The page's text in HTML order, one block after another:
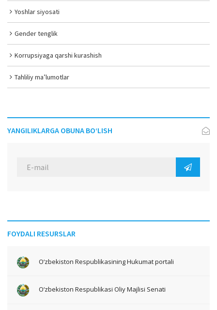
Yoshlar siyosati
Gender tenglik
Korrupsiyaga qarshi kurashish
Tahliliy ma’lumotlar
YANGILIKLARGA OBUNA BO‘LISH
FOYDALI RESURSLAR
O‘zbekiston Respublikasining Hukumat portali
O‘zbekiston Respublikasi Oliy Majlisi Senati